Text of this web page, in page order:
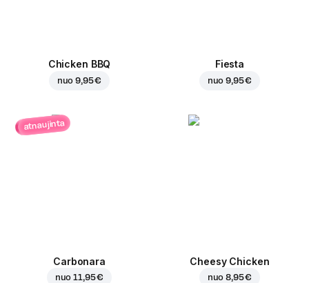
Chicken BBQ
nuo9,95 €
Fiesta
nuo9,95 €
atnaujinta
Carbonara
nuo11,95 €
Cheesy Chicken
nuo8,95 €